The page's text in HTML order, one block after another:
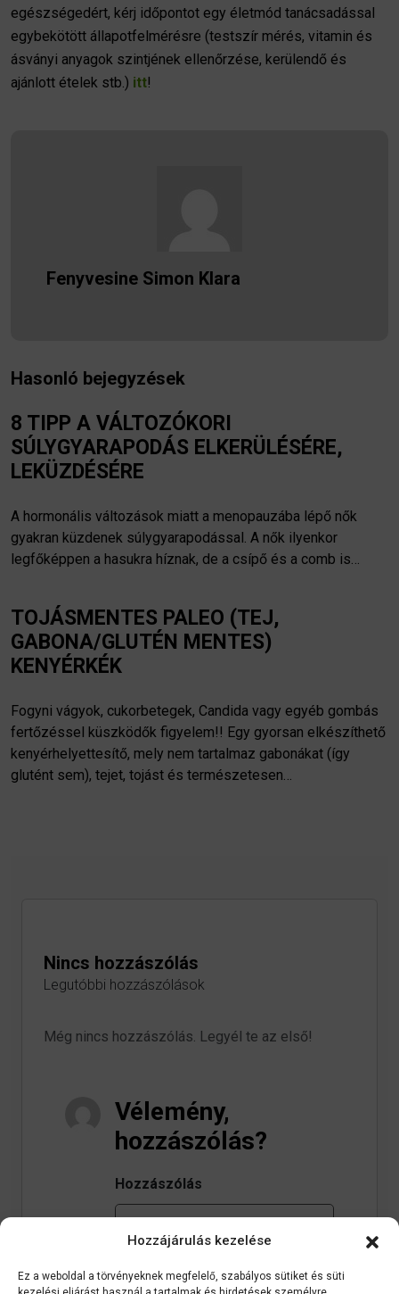
Hozzájárulás kezelése
Ez a weboldal a törvényeknek megfelelő, szabályos sütiket és süti
egészségedért, kérj időpontot egy életmód tanácsadással
egybekötött állapotfelmérésre (testszír mérés, vitamin és
ásványi anyagok szintjének ellenőrzése, kerülendő és
ajánlott ételek stb.) itt!
Fenyvesine Simon Klara
Hasonló bejegyzések
8 TIPP A VÁLTOZÓKORI
SÚLYGYARAPODÁS ELKERÜLÉSÉRE,
LEKÜZDÉSÉRE
A hormonális változások miatt a menopauzába lépő nők
gyakran küzdenek súlygyarapodással. A nők ilyenkor
legfőképpen a hasukra híznak, de a csípő és a comb is…
TOJÁSMENTES PALEO (TEJ,
GABONA/GLUTÉN MENTES)
KENYÉRKÉK
Fogyni vágyok, cukorbetegek, Candida vagy egyéb gombás
fertőzéssel küszködők figyelem!! Egy gyorsan elkészíthető
kenyérhelyettesítő, mely nem tartalmaz gabonákat (így
glutént sem), tejet, tojást és természetesen…
Nincs hozzászólás
Legutóbbi hozzászólások
Még nincs hozzászólás. Legyél te az első!
Vélemény,
hozzászólás?
Hozzászólás